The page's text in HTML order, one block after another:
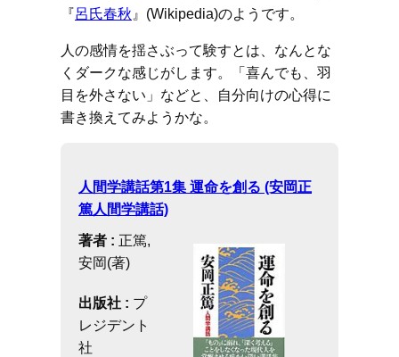
『呂氏春秋 』(Wikipedia)のようです。
人の感情を揺さぶって験すとは、なんとな
くダークな感じがします。「喜んでも、羽
目を外さない」などと、自分向けの心得に
書き換えてみようかな。
人間学講話第1集 運命を創る (安岡正
篤人間学講話)
著者 : 正篤,
安岡(著)
出版社 : プ
レジデント
社